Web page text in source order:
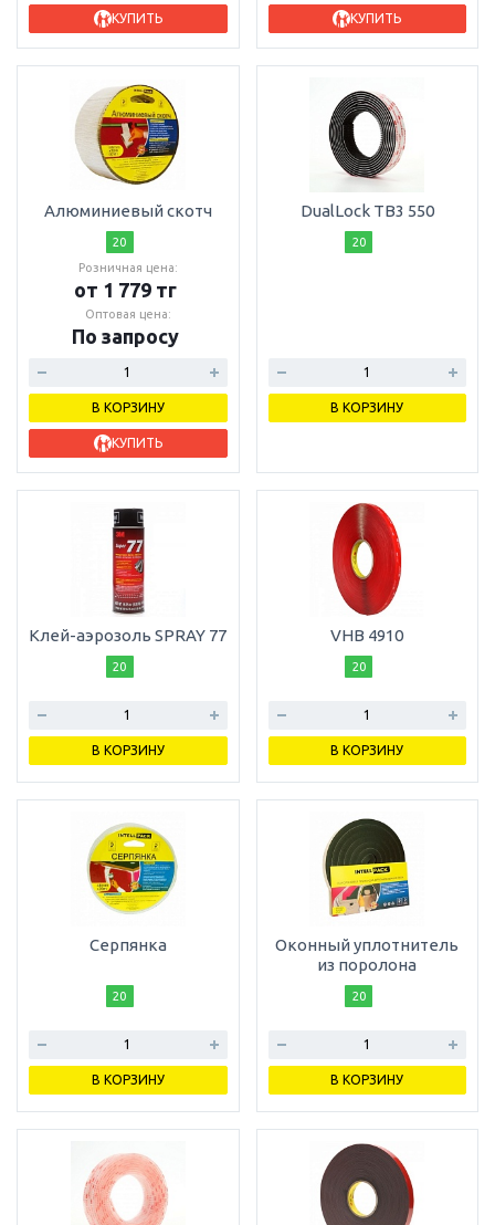
КУПИТЬ КУПИТЬ
Алюминиевый скотч
20
Розничная цена:
от 1 779 тг
Оптовая цена:
По запросу
В КОРЗИНУ
КУПИТЬ
DualLock TB3 550
20
В КОРЗИНУ
Клей-аэрозоль SPRAY 77
20
В КОРЗИНУ
VHB 4910
20
В КОРЗИНУ
Серпянка
20
В КОРЗИНУ
Оконный уплотнитель
из поролона
20
В КОРЗИНУ